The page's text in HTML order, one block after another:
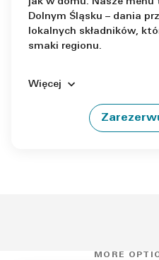
Dolnym Śląsku – dania
lokalnych składników,
smaki regionu.
Więcej
MORE